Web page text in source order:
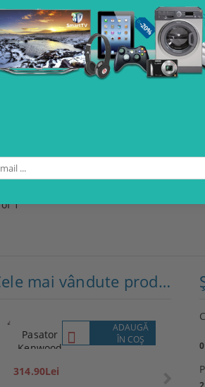
CERTIFIED CANADIAN
CUT DIAMOND
ADAUGĂ ÎN COŞ
1 CT. T.W.
DIAMOND
PAST
1
Cele mai vândute produse
Pasator
Kenwood
314.90Lei
ADAUGĂ
ÎN COŞ